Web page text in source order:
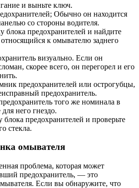
и выньте ключ.
Обычно он находится
со стороны водителя.
блока предохранителей и найдите
к омывателю заднего
визуально. Если он
скорее всего, он перегорел и его
предохранителей или острогубцы,
предохранитель.
того же номинала в
него гнездо.
предохранителей и проверьте
стекла.
омывателя
проблема, которая может
предохранитель, — это
Если вы обнаружите, что